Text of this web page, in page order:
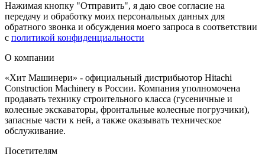
Нажимая кнопку "Отправить", я даю свое согласие на
передачу и обработку моих персональных данных для
обратного звонка и обсуждения моего запроса в соответствии
с политикой конфиденциальности
О компании
«Хит Машинери» - официальный дистрибьютор Hitachi
Construction Machinery в России. Компания уполномочена
продавать технику строительного класса (гусеничные и
колесные экскаваторы, фронтальные колесные погрузчики),
запасные части к ней, а также оказывать техническое
обслуживание.
Посетителям